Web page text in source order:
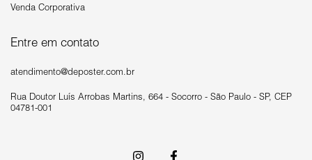
Venda Corporativa
Entre em contato
atendimento@deposter.com.br
Rua Doutor Luís Arrobas Martins, 664 - Socorro - São Paulo - SP, CEP
04781-001